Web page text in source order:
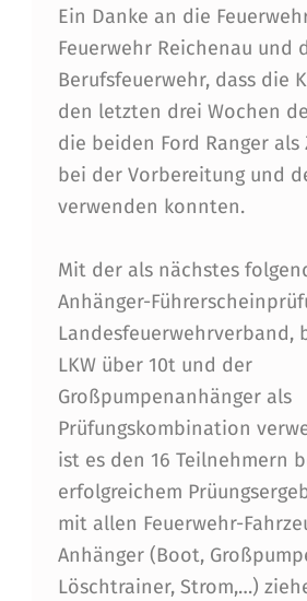
E
R
Z
I
V
I
L
E
N
A
N
H
Ä
N
G
Ein Danke an die
Feuerwehr Reichenau und
Berufsfeuerwehr, dass die
den letzten drei Wochen
die beiden Ford Ranger als
bei der Vorbereitung und
verwenden konnten.
Mit der als nächstes
Anhänger-
Landesfeuerwehrverband,
LKW über 10t und der
Großpumpenanhänger als
Prüfungskombination
ist es den 16 Teilnehmern
erfolgreichem
mit allen Feuerwehr-
Anhänger (Boot,
Löschtrainer, Strom,…)